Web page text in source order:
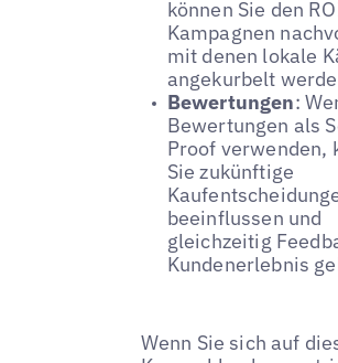
können Sie den
Kampagnen
mit denen lokale
angekurbelt
Bewertungen:
Bewertungen als
Proof verwenden,
Sie zukünftige
beeinflussen und
gleichzeitig
Kundenerlebnis
Wenn Sie sich auf